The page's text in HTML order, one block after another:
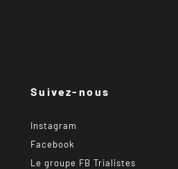
Suivez-nous
Instagram
Facebook
Le groupe FB Trialistes